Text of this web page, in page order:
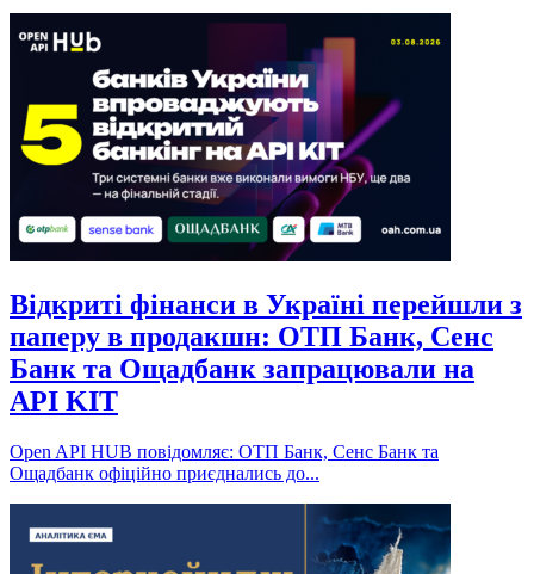
Відкриті фінанси в Україні перейшли з
паперу в продакшн: ОТП Банк, Сенс
Банк та Ощадбанк запрацювали на
API KIT
Open API HUB повідомляє: ОТП Банк, Сенс Банк та
Ощадбанк офіційно приєднались до...